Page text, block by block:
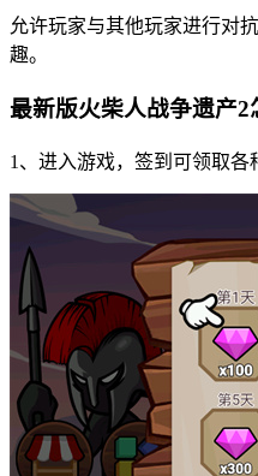
允许玩家与其他玩家进行对
趣。
最新版火柴人战争遗产2
1、进入游戏，签到可领取各